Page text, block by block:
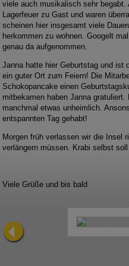
viele auch musikalisch sehr begabt.
Lagerfeuer zu Gast und waren
scheinen hier insgesamt viele
herkommen zu wohnen. Googelt
genau da aufgenommen.
Janna hatte hier Geburtstag und ist
ein guter Ort zum Feiern! Die
Schokopancake einen
mitbekamen haben Janna
manchmal etwas unheimlich.
entspannten Tag gehabt!
Morgen früh verlassen wir die Insel
verlängern müssen. Krabi selbst
Viele Grüße und bis bald